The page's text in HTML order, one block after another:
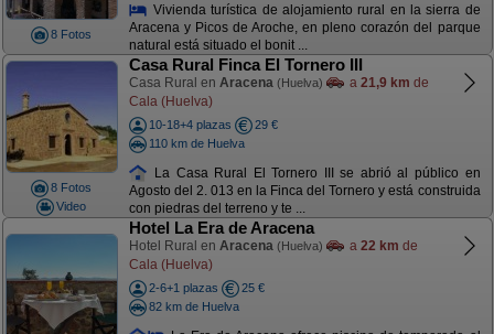
8 Fotos
Vivienda turística de alojamiento rural en la sierra de
Aracena y Picos de Aroche, en pleno corazón del parque
natural está situado el bonit ...
8 Fotos
Video
Casa Rural Finca El Tornero III
Casa Rural en Aracena (Huelva) a 21,9 km de
Cala (Huelva)
10-18+4 plazas
29 €
110 km de Huelva
La Casa Rural El Tornero III se abrió al público en
Agosto del 2. 013 en la Finca del Tornero y está construida
con piedras del terreno y te ...
Hotel La Era de Aracena
Hotel Rural en Aracena (Huelva) a 22 km de
Cala (Huelva)
2-6+1 plazas
25 €
82 km de Huelva